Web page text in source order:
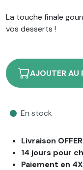
La touche finale
vos desserts !
AJOUTER AU
En stock
Livraison
14 jours pour
Paiement en